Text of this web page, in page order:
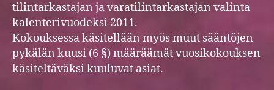
tilintarkastajan ja varatilintarkastajan valinta
kalenterivuodeksi 2011.
Kokouksessa käsitellään myös muut sääntöjen
pykälän kuusi (6 §) määräämät vuosikokouksen
käsiteltäväksi kuuluvat asiat.